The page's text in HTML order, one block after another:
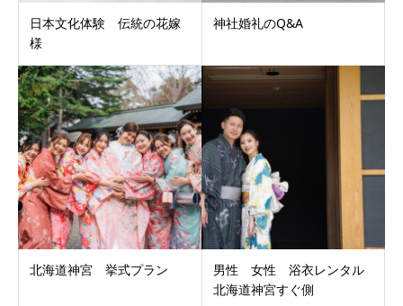
日本文化体験 伝統の花嫁
様
神社婚礼のQ&A
北海道神宮 挙式プラン
男性 女性 浴衣レンタル
北海道神宮すぐ側